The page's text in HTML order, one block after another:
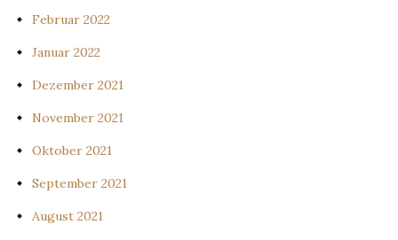
Februar 2022
Januar 2022
Dezember 2021
November 2021
Oktober 2021
September 2021
August 2021